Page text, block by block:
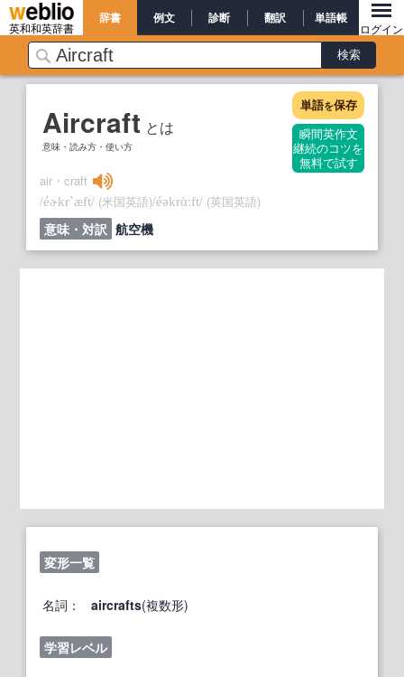
英和和英辞書
辞書 例文 診断 翻訳 単語帳
ログイン
Aircraft とは
意味・読み方・使い方
単語を保存
瞬間英作文
継続のコツを
無料で試す
air・craft
/éɚkr`æft/ (米国英語)/éəkrὰːft/ (英国英語)
意味・対訳 航空機
変形一覧
名詞： aircrafts(複数形)
学習レベル